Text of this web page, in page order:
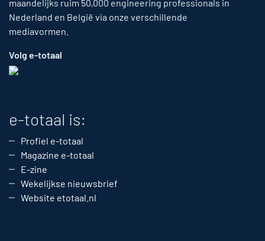
maandelijks ruim 50,000 engineering professionals in
Nederland en België via onze verschillende
mediavormen.
Volg e-totaal
e-totaal is:
Profiel e-totaal
Magazine e-totaal
E-zine
Wekelijkse nieuwsbrief
Website etotaal.nl